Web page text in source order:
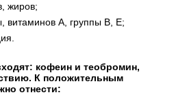
жиров;
витаминов А, группы В, Е;
кофеин и теобромин,
К положительным
отнести: